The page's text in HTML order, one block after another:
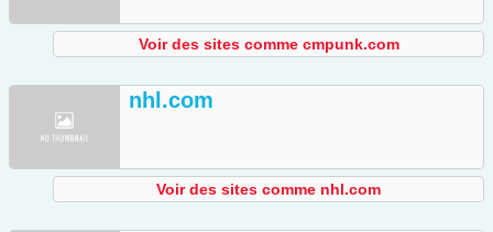
Voir des sites comme cmpunk.com
nhl.com
Voir des sites comme nhl.com